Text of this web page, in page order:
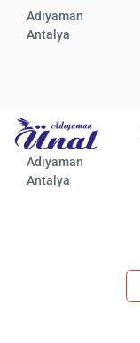
Adıyaman
Antalya
Adıyaman
Antalya